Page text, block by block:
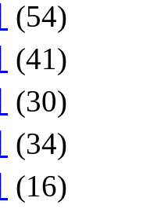
(54)
(41)
(30)
(34)
(16)